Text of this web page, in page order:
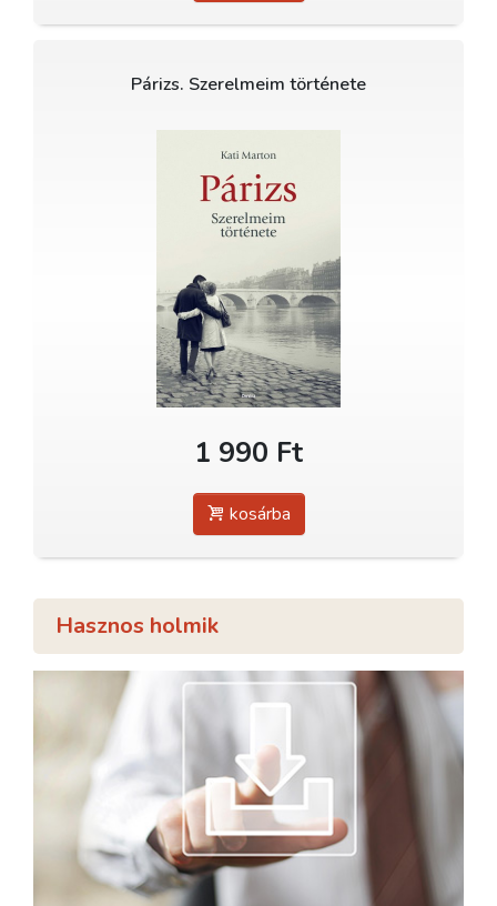
Párizs. Szerelmeim története
1 990 Ft
kosárba
Hasznos holmik